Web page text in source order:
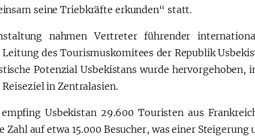
seine Triebkräfte erkunden“ statt.
nahmen Vertreter führender
des Tourismuskomitees der Republik
Potenzial Usbekistans wurde hervorgehoben,
in Zentralasien.
Usbekistan 29.600 Touristen aus
Zahl auf etwa 15.000 Besucher, was einer